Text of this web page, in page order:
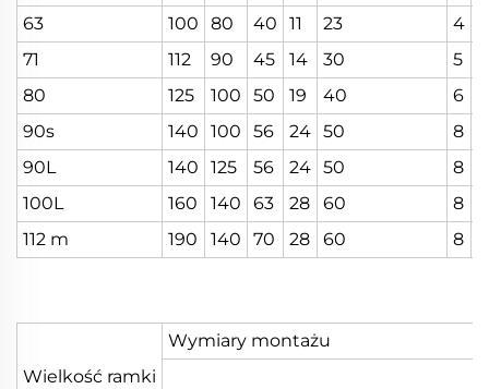
63
100 80 40 11 23 4
71
112 90 45 14 30 5
80
125 100 50 19 40 6
90s
140 100 56 24 50 8
90L
140 125 56 24 50 8
100L
160 140 63 28 60 8
112 m
190 140 70 28 60 8
Wielkość ramki
Wymiary montażu